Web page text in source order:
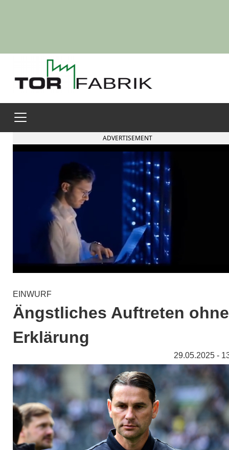
ADVERTISEMENT
EINWURF
Ängstliches Auftreten ohne
Erklärung
29.05.2025 -